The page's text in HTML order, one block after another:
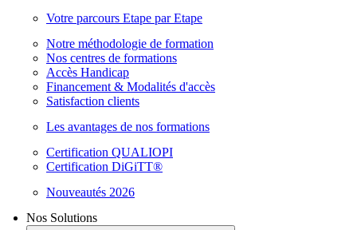
Votre parcours Etape par Etape
Notre méthodologie de formation
Nos centres de formations
Accès Handicap
Financement & Modalités d'accès
Satisfaction clients
Les avantages de nos formations
Certification QUALIOPI
Certification DiGiTT®
Nouveautés 2026
Nos Solutions